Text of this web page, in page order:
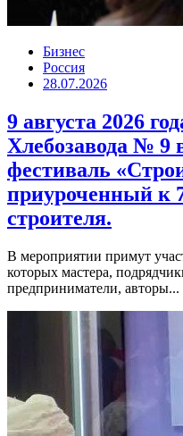
Бизнес
Россия
28.07.2026
9 августа 2026
Хлебозавода № 9
фестиваль
приуроченный к
строителя.
В мероприятии примут
которых мастера,
предприниматели, авторы...